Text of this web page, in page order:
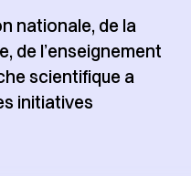
nationale, de la
de l’enseignement
scientifique a
initiatives